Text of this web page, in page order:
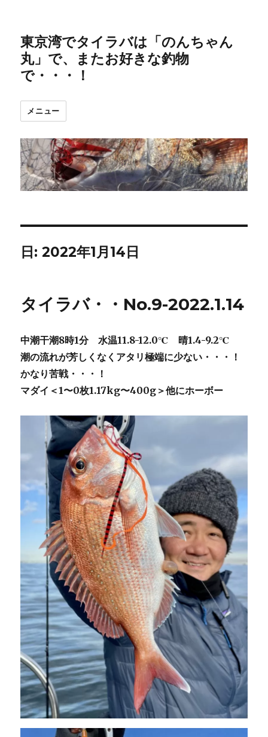
東京湾でタイラバは「のんちゃん
丸」で、またお好きな釣物
で・・・！
メニュー
日:2022年1月14日
タイラバ・・No.9-2022.1.14
中潮干潮8時1分 水温11.8-12.0℃ 晴1.4-9.2℃
潮の流れが芳しくなくアタリ極端に少ない・・・！
かなり苦戦・・・！
マダイ＜1〜0枚1.17kg〜400g＞他にホーボー